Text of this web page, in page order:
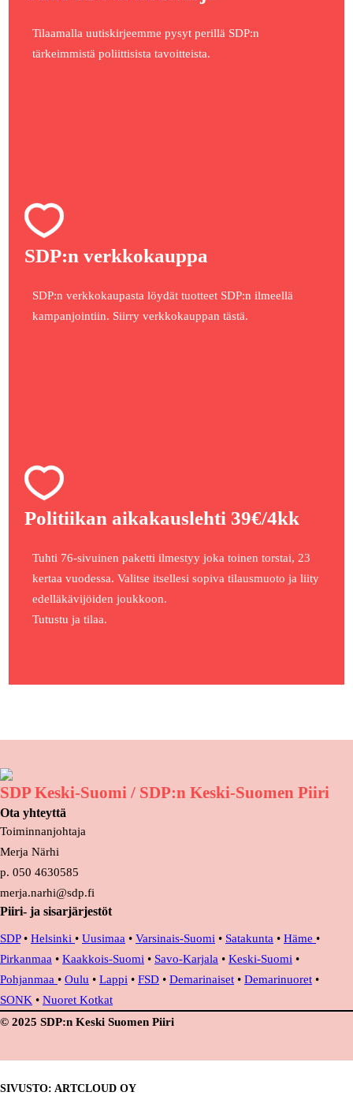
Tilaamalla uutiskirjeemme pysyt perillä SDP:n
tärkeimmistä poliittisista tavoitteista.
SDP:n verkkokauppa
SDP:n verkkokaupasta löydät tuotteet SDP:n ilmeellä
kampanjointiin. Siirry verkkokauppan tästä.
Politiikan aikakauslehti 39€/4kk
Tuhti 76-sivuinen paketti ilmestyy joka toinen torstai, 23
kertaa vuodessa. Valitse itsellesi sopiva tilausmuoto ja liity
edelläkävijöiden joukkoon.
Tutustu ja tilaa.
SDP Keski-Suomi / SDP:n Keski-Suomen Piiri
Ota yhteyttä
Toiminnanjohtaja
Merja Närhi
p. 050 4630585
merja.narhi@sdp.fi
Piiri- ja sisarjärjestöt
SDP• Helsinki • Uusimaa • Varsinais-Suomi • Satakunta • Häme •
Pirkanmaa • Kaakkois-Suomi • Savo-Karjala • Keski-Suomi •
Pohjanmaa • Oulu • Lappi • FSD • Demarinaiset • Demarinuoret •
SONK • Nuoret Kotkat
© 2025 SDP:n Keski Suomen Piiri
SIVUSTO: ARTCLOUD OY